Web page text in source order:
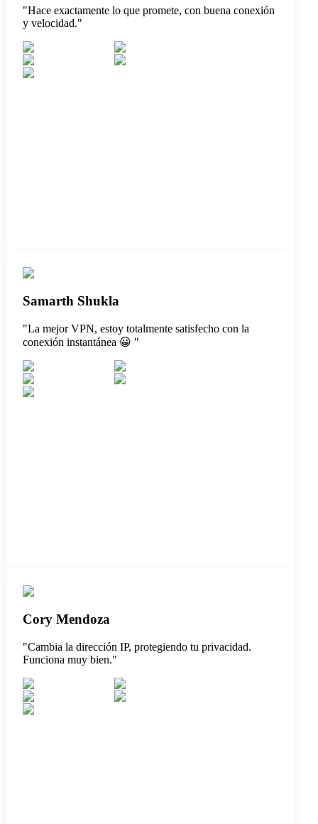
"Hace exactamente lo que promete, con buena conexión
y velocidad."
Samarth Shukla
"La mejor VPN, estoy totalmente satisfecho con la
conexión instantánea 😀 "
Cory Mendoza
"Cambia la dirección IP, protegiendo tu privacidad.
Funciona muy bien."